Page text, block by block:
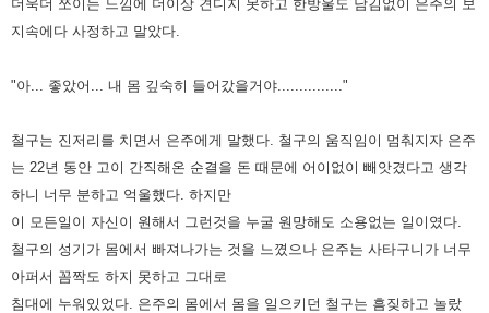
더욱더 쪼이는 느낌에 더이상 견디지 못하고 한방울도 남김없이 은주의 보
지속에다 사정하고 말았다.
"아... 좋았어... 내 몸 깊숙히 들어갔을거야..............."
철구는 진저리를 치면서 은주에게 말했다. 철구의 움직임이 멈춰지자 은주
는 22년 동안 고이 간직해온 순결을 돈 때문에 어이없이 빼앗겼다고 생각
하니 너무 분하고 억울했다. 하지만
이 모든일이 자신이 원해서 그런것을 누굴 원망해도 소용없는 일이였다.
철구의 성기가 몸에서 빠져나가는 것을 느꼈으나 은주는 사타구니가 너무
아퍼서 꼼짝도 하지 못하고 그대로
침대에 누워있었다. 은주의 몸에서 몸을 일으키던 철구는 흠짖하고 놀랐